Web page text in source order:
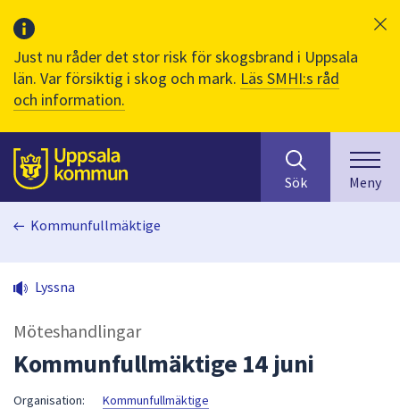
Just nu råder det stor risk för skogsbrand i Uppsala
län. Var försiktig i skog och mark. Läs SMHI:s råd
och information.
Till sidans
huvudinnehåll
efter
innehåll
på
sökfältet
kommer
Sök Meny
Kommunfullmäktige
Lyssna
Möteshandlingar
Kommunfullmäktige 14 juni
Organisation: Kommunfullmäktige